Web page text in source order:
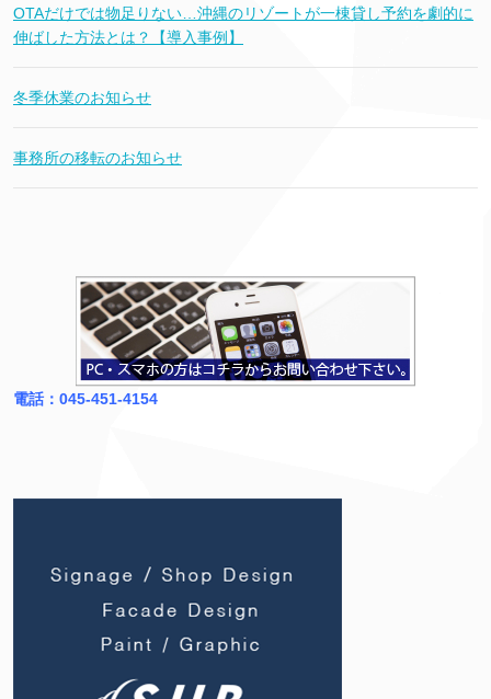
OTAだけでは物足りない…沖縄のリゾートが一棟貸し予約を劇的に
伸ばした方法とは？【導入事例】
冬季休業のお知らせ
事務所の移転のお知らせ
電話：045-451-4154